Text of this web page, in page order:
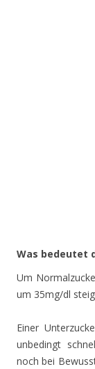
Was bedeutet
Um
um 35mg/dl
Einer
unbedingt
noch bei